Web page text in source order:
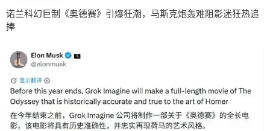
诺兰科幻巨制《奥德赛》引爆狂潮，马斯克炮轰难阻影迷狂热追
捧